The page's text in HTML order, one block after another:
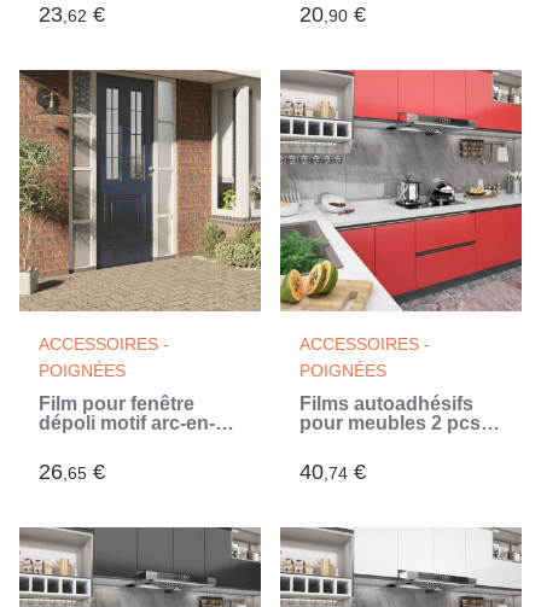
23,62 € 20,90 €
ACCESSOIRES -
POIGNÉES
Film pour fenêtre
dépoli motif arc-en-
PVC
26,65 €
ACCESSOIRES -
POIGNÉES
Films autoadhésifs
pour meubles 2 pcs
PVC
40,74 €